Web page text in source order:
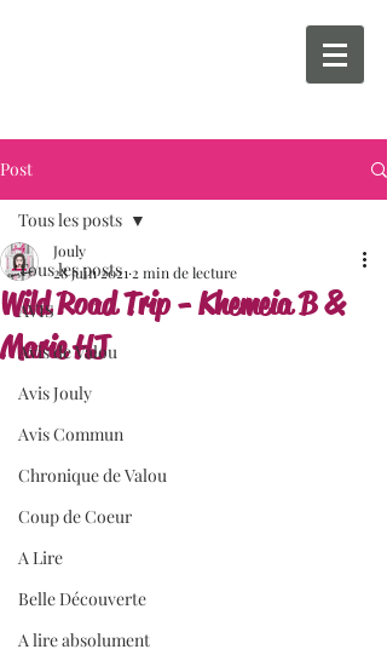
Post
Tous les posts
AVIS
Avis de Valou
Avis Jouly
Avis Commun
Chronique de Valou
Coup de Coeur
A Lire
Belle Découverte
A lire absolument
Tous les posts
Wild Road Trip - Khemeia B &
Marie HJ
Jouly
28 juin 2021 2 min de lecture